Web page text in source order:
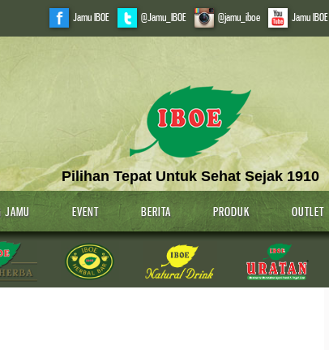
Jamu IBOE @Jamu_IBOE @jamu_iboe Jamu IBOE
Pilihan Tepat Untuk Sehat Sejak 1910
JAMU EVENT BERITA PRODUK OUTLET